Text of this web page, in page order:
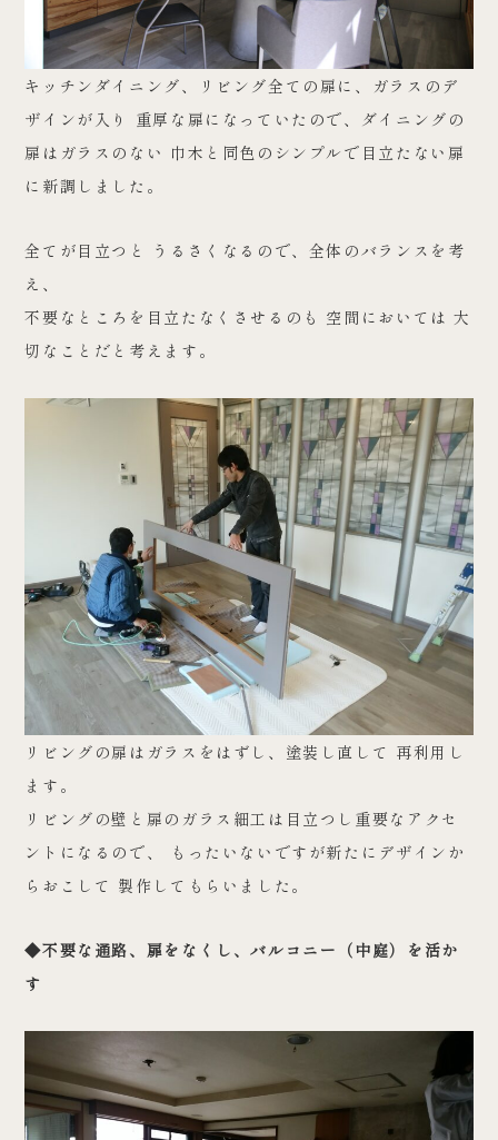
キッチンダイニング、リビング全ての扉に、ガラスのデ
ザインが入り 重厚な扉になっていたので、ダイニングの
扉はガラスのない 巾木と同色のシンプルで目立たない扉
に新調しました。
全てが目立つと うるさくなるので、全体のバランスを考
え、
不要なところを目立たなくさせるのも 空間においては 大
切なことだと考えます。
リビングの扉はガラスをはずし、塗装し直して 再利用し
ます。
リビングの壁と扉のガラス細工は目立つし重要なアクセ
ントになるので、 もったいないですが新たにデザインか
らおこして 製作してもらいました。
◆不要な通路、扉をなくし、バルコニー（中庭）を活か
す